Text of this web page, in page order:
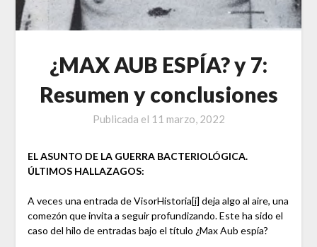
¿MAX AUB ESPÍA? y 7:
Resumen y conclusiones
Publicada el 11 marzo, 2022
EL ASUNTO DE LA GUERRA BACTERIOLÓGICA.
ÚLTIMOS HALLAZAGOS:
A veces una entrada de VisorHistoria[i] deja algo al aire, una
comezón que invita a seguir profundizando. Este ha sido el
caso del hilo de entradas bajo el título ¿Max Aub espía?